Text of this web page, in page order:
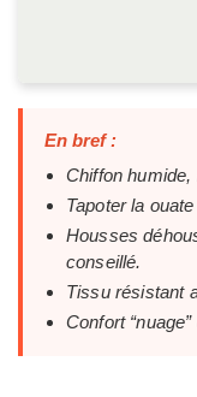
En bref :
Chiffon
Tapoter la
Housses
conseillé.
Tissu résistant
Confort